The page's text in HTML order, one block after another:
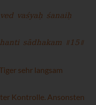
vaśyaḥ śanaiḥ
sādhakam ॥15॥
sehr langsam
Kontrolle. Ansonsten